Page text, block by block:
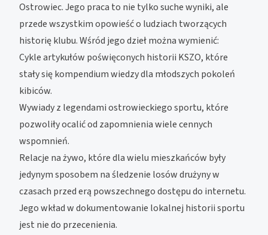
Ostrowiec. Jego praca to nie tylko suche wyniki, ale
przede wszystkim opowieść o ludziach tworzących
historię klubu. Wśród jego dzieł można wymienić:
Cykle artykułów poświęconych historii KSZO, które
stały się kompendium wiedzy dla młodszych pokoleń
kibiców.
Wywiady z legendami ostrowieckiego sportu, które
pozwoliły ocalić od zapomnienia wiele cennych
wspomnień.
Relacje na żywo, które dla wielu mieszkańców były
jedynym sposobem na śledzenie losów drużyny w
czasach przed erą powszechnego dostępu do internetu.
Jego wkład w dokumentowanie lokalnej historii sportu
jest nie do przecenienia.